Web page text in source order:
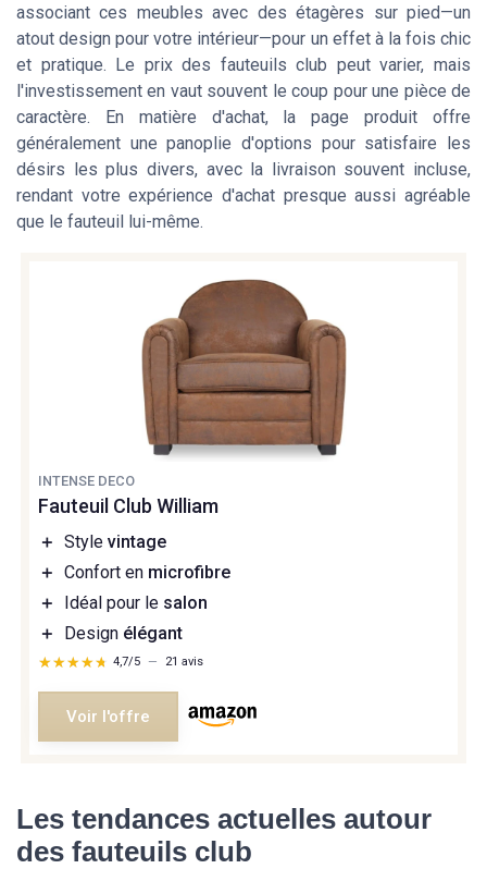
associant ces meubles avec des étagères sur pied—un
atout design pour votre intérieur—pour un effet à la fois chic
et pratique. Le prix des fauteuils club peut varier, mais
l'investissement en vaut souvent le coup pour une pièce de
caractère. En matière d'achat, la page produit offre
généralement une panoplie d'options pour satisfaire les
désirs les plus divers, avec la livraison souvent incluse,
rendant votre expérience d'achat presque aussi agréable
que le fauteuil lui-même.
INTENSE DECO
Fauteuil Club William
＋ Style vintage
＋ Confort en microfibre
＋
Idéal pour le salon
＋
Design élégant
★★★★★
★★★★★ 4,7/5 — 21 avis
Voir l'offre
Les tendances actuelles autour
des fauteuils club